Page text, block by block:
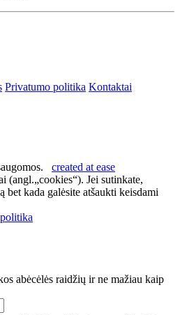
Privatumo politika Kontaktai
created at ease
(angl.„cookies“). Jei sutinkate,
bet kada galėsite atšaukti keisdami
abėcėlės raidžių ir ne mažiau kaip